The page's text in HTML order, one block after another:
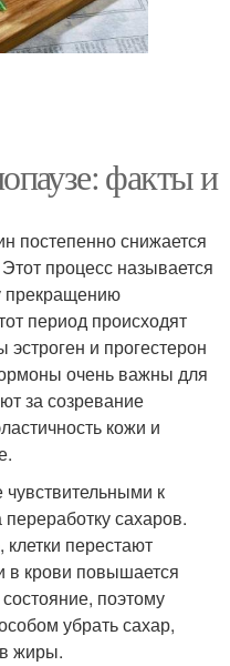
факты и
постепенно снижается
процесс называется
прекращению
период происходят
и прогестерон
очень важны для
за созревание
кожи и
к
сахаров.
клетки перестают
в крови повышается
поэтому
убрать сахар,
жиры.